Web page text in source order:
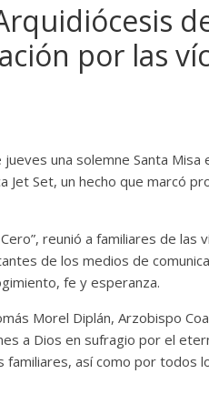
por las
una solemne Santa
Set, un hecho que marcó
reunió a familiares de las
de los medios de
fe y esperanza.
Morel Diplán, Arzobispo
a Dios en sufragio por el
así como por todos